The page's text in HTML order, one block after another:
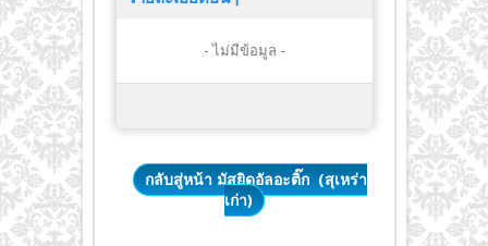
- ไม่มีข้อมูล -
กลับสู่หน้า มัสยิดอัลอะติ๊ก (สุเหร่า
เก่า)